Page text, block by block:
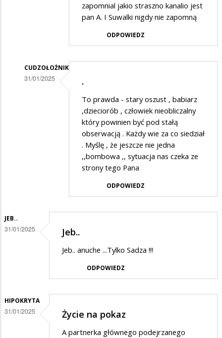
zapomnial jakio straszno kanalio jest
pan A. I Suwalki nigdy nie zapomną
ODPOWIEDZ
CUDZOŁOŻNIK
31/01/2025 .
To prawda - stary oszust , babiarz
,dzieciorób , człowiek nieobliczalny
który powinien być pod stałą
obserwacją . Każdy wie za co siedział
. Myślę , że jeszcze nie jedna
,,bombowa ,, sytuacja nas czeka ze
strony tego Pana
ODPOWIEDZ
JEB..
31/01/2025 Jeb..
Jeb.. anuche ...Tylko Sadza !!!
ODPOWIEDZ
HIPOKRYTA
31/01/2025 Życie na pokaz
A partnerka głównego podejrzanego